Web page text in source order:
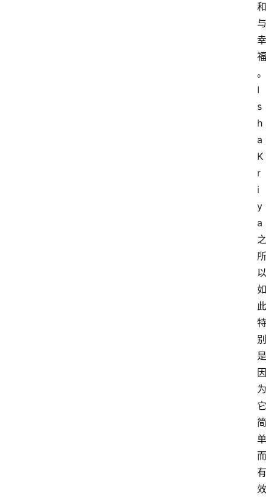
和
与
幸
福
。
I
s
h
a
K
r
i
y
a
之
所
以
如
此
特
别
是
因
为
它
简
单
而
有
效